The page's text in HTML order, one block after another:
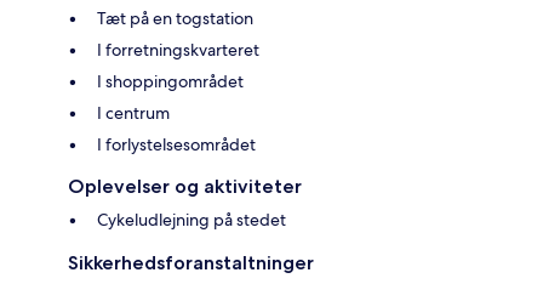
Tæt på en togstation
I forretningskvarteret
I shoppingområdet
I centrum
I forlystelsesområdet
Oplevelser og aktiviteter
Cykeludlejning på stedet
Sikkerhedsforanstaltninger